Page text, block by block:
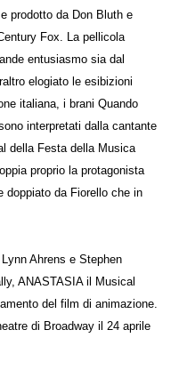
prodotto da Don Bluth e
Fox. La pellicola
entusiasmo sia dal
elogiato le esibizioni
italiana, i brani Quando
interpretati dalla cantante
della Festa della Musica
proprio la protagonista
doppiato da Fiorello che in
Ahrens e Stephen
ANASTASIA il Musical
del film di animazione.
di Broadway il 24 aprile